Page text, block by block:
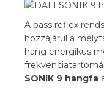
A bass reflex
hozzájárul a
hang energikus
SONIK 9 hangfa